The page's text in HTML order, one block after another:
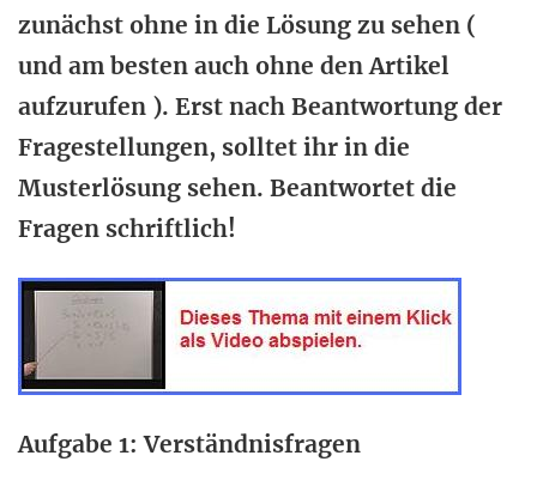
zunächst ohne in die Lösung zu sehen (
und am besten auch ohne den Artikel
aufzurufen ). Erst nach Beantwortung der
Fragestellungen, solltet ihr in die
Musterlösung sehen. Beantwortet die
Fragen schriftlich!
Aufgabe 1: Verständnisfragen